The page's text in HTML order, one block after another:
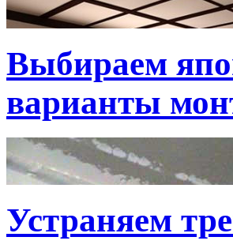
Выбираем
варианты
Устраняем